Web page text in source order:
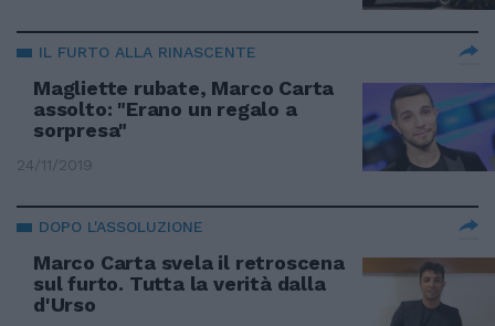
IL FURTO ALLA RINASCENTE
Magliette rubate, Marco Carta
assolto: "Erano un regalo a
sorpresa"
24/11/2019
DOPO L'ASSOLUZIONE
Marco Carta svela il retroscena
sul furto. Tutta la verità dalla
d'Urso